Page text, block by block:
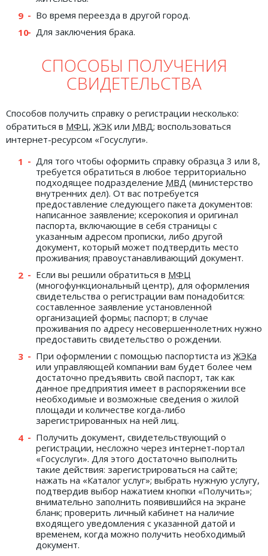
Во время переезда в другой город.
Для заключения брака.
СПОСОБЫ ПОЛУЧЕНИЯ
СВИДЕТЕЛЬСТВА
Способов получить справку о регистрации несколько:
обратиться в МФЦ, ЖЭК или МВД; воспользоваться
интернет-ресурсом «Госуслуги».
Для того чтобы оформить справку образца 3 или 8,
требуется обратиться в любое территориально
подходящее подразделение МВД (министерство
внутренних дел). От вас потребуется
предоставление следующего пакета документов:
написанное заявление; ксерокопия и оригинал
паспорта, включающие в себя страницы с
указанным адресом прописки, либо другой
документ, который может подтвердить место
проживания; правоустанавливающий документ.
Если вы решили обратиться в МФЦ
(многофункциональный центр), для оформления
свидетельства о регистрации вам понадобится:
составленное заявление установленной
организацией формы; паспорт; в случае
проживания по адресу несовершеннолетних нужно
предоставить свидетельство о рождении.
При оформлении с помощью паспортиста из ЖЭКа
или управляющей компании вам будет более чем
достаточно предъявить свой паспорт, так как
данное предприятия имеет в распоряжении все
необходимые и возможные сведения о жилой
площади и количестве когда-либо
зарегистрированных на ней лиц.
Получить документ, свидетельствующий о
регистрации, несложно через интернет-портал
«Госуслуги». Для этого достаточно выполнить
такие действия: зарегистрироваться на сайте;
нажать на «Каталог услуг»; выбрать нужную услугу,
подтвердив выбор нажатием кнопки «Получить»;
внимательно заполнить появившийся на экране
бланк; проверить личный кабинет на наличие
входящего уведомления с указанной датой и
временем, когда можно получить необходимый
документ.